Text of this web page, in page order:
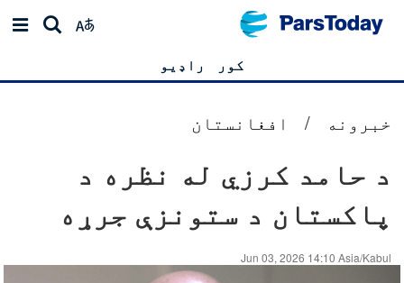
کور راډیو
خبرونه / افغانستان
د حامد کرزي له نظره د
پاکستان د ستونزې جرړه
Jun 03, 2026 14:10 Asia/Kabul